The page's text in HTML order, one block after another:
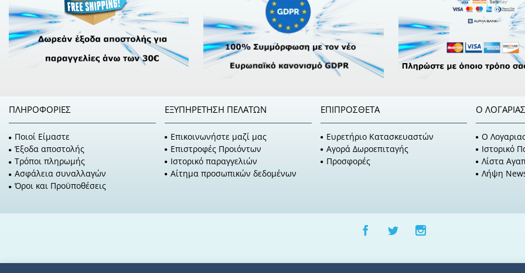
ΠΛΗΡΟΦΟΡΊΕΣ
Ποιοί Είμαστε
Έξοδα αποστολής
Τρόποι πληρωμής
Ασφάλεια συναλλαγών
Όροι και Προϋποθέσεις
ΕΞΥΠΗΡΈΤΗΣΗ ΠΕΛΑΤΏΝ
Επικοινωνήστε μαζί μας
Επιστροφές Προιόντων
Ιστορικό παραγγελιών
Αίτημα προσωπικών δεδομένων
ΕΠΙΠΡΌΣΘΕΤΑ
Ευρετήριο Κατασκευαστών
Αγορά Δωροεπιταγής
Προσφορές
Ο
O
Ιστορικό
Λίστα
Λήψη